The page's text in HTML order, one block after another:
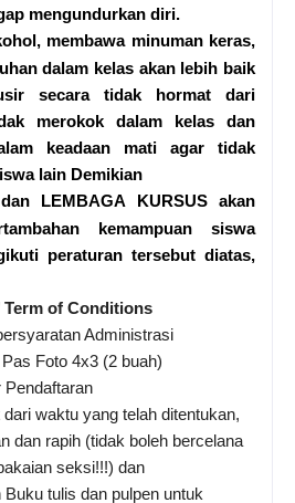
mengundurkan diri.
membawa minuman keras,
dalam kelas akan lebih baik
secara tidak hormat dari
merokok dalam kelas dan
keadaan mati agar tidak
lain Demikian
LEMBAGA KURSUS akan
kemampuan siswa
peraturan tersebut diatas,
Term of Conditions
Administrasi
Foto 4x3 (2 buah)
Pendaftaran
waktu yang telah ditentukan,
dan rapih (tidak boleh bercelana
seksi!!!) dan
tulis dan pulpen untuk